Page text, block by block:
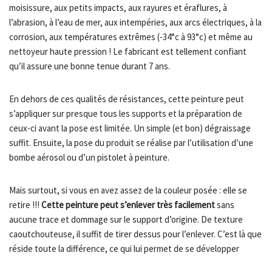
moisissure, aux petits impacts, aux rayures et éraflures, à
l’abrasion, à l’eau de mer, aux intempéries, aux arcs électriques, à la
corrosion, aux températures extrêmes (-34°c à 93°c) et même au
nettoyeur haute pression ! Le fabricant est tellement confiant
qu’il assure une bonne tenue durant 7 ans.
En dehors de ces qualités de résistances, cette peinture peut
s’appliquer sur presque tous les supports et la préparation de
ceux-ci avant la pose est limitée. Un simple (et bon) dégraissage
suffit. Ensuite, la pose du produit se réalise par l’utilisation d’une
bombe aérosol ou d’un pistolet à peinture.
Mais surtout, si vous en avez assez de la couleur posée : elle se
retire !!! Cette peinture peut s’enlever très facilementsans
aucune trace et dommage sur le support d’origine. De texture
caoutchouteuse, il suffit de tirer dessus pour l’enlever. C’est là que
réside toute la différence, ce qui lui permet de se développer